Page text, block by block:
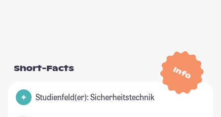
Info
Short-Facts
Studienfeld(er): Sicherheitstechnik